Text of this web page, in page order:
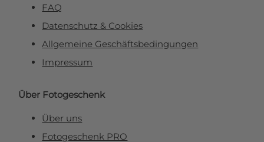
FAQ
Datenschutz & Cookies
Allgemeine Geschäftsbedingungen
Impressum
Über Fotogeschenk
Über uns
Fotogeschenk PRO